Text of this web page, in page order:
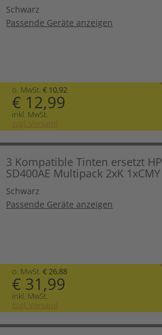
Schwarz
Passende Geräte anzeigen
o. MwSt. € 10,92
€ 12,99
inkl. MwSt.
zzgl. Versand
3 Kompatible Tinten ersetzt HP
SD400AE Multipack 2xK 1xCMY
Schwarz
Passende Geräte anzeigen
o. MwSt. € 26,88
€ 31,99
inkl. MwSt.
zzgl. Versand